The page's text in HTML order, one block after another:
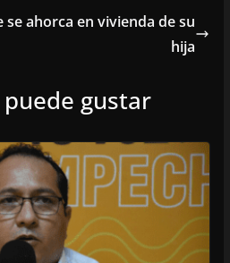
ahorca en vivienda de su
hija
gustar